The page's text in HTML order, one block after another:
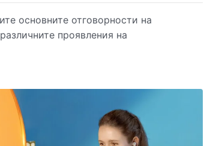
основните отговорности на
проявления на